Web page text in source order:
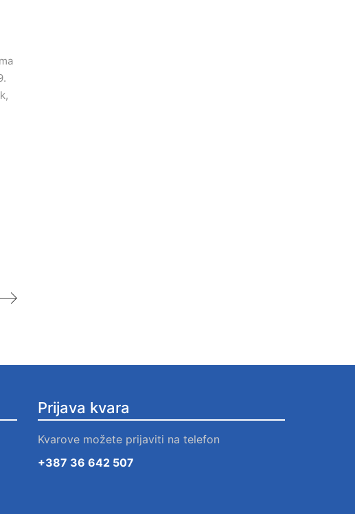
Prijava kvara
Kvarove možete prijaviti na telefon
+387 36 642 507